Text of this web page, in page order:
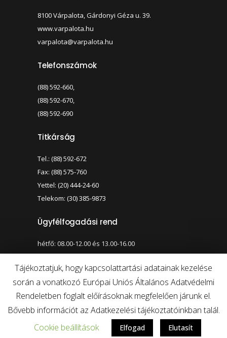
8100 Várpalota, Gárdonyi Géza u. 39.
www.varpalota.hu
varpalota@varpalota.hu
Telefonszámok
(88) 592-660,
(88) 592-670,
(88) 592-690
Titkárság
Tel.: (88) 592-672
Fax: (88) 575-760
Yettel: (20) 444-24-60
Telekom: (30) 385-9873
Ügyfélfogadási rend
hétfő: 08.00-12.00 és 13.00-16.00
szerda: 08.00-12.00 és 13.00-17.00
Nagy kontraszt váltása
Betűméret váltása
Tájékoztatjuk, hogy kapcsolattartási adatainak kezelése
során a vonatkozó Európai Uniós Általános Adatvédelmi
Rendeletben foglalt előírásoknak megfelelően járunk el.
Bővebb információt az Adatkezelési tájékoztatóinkban talál.
Cookie beállítások
Elfogad Elutasít